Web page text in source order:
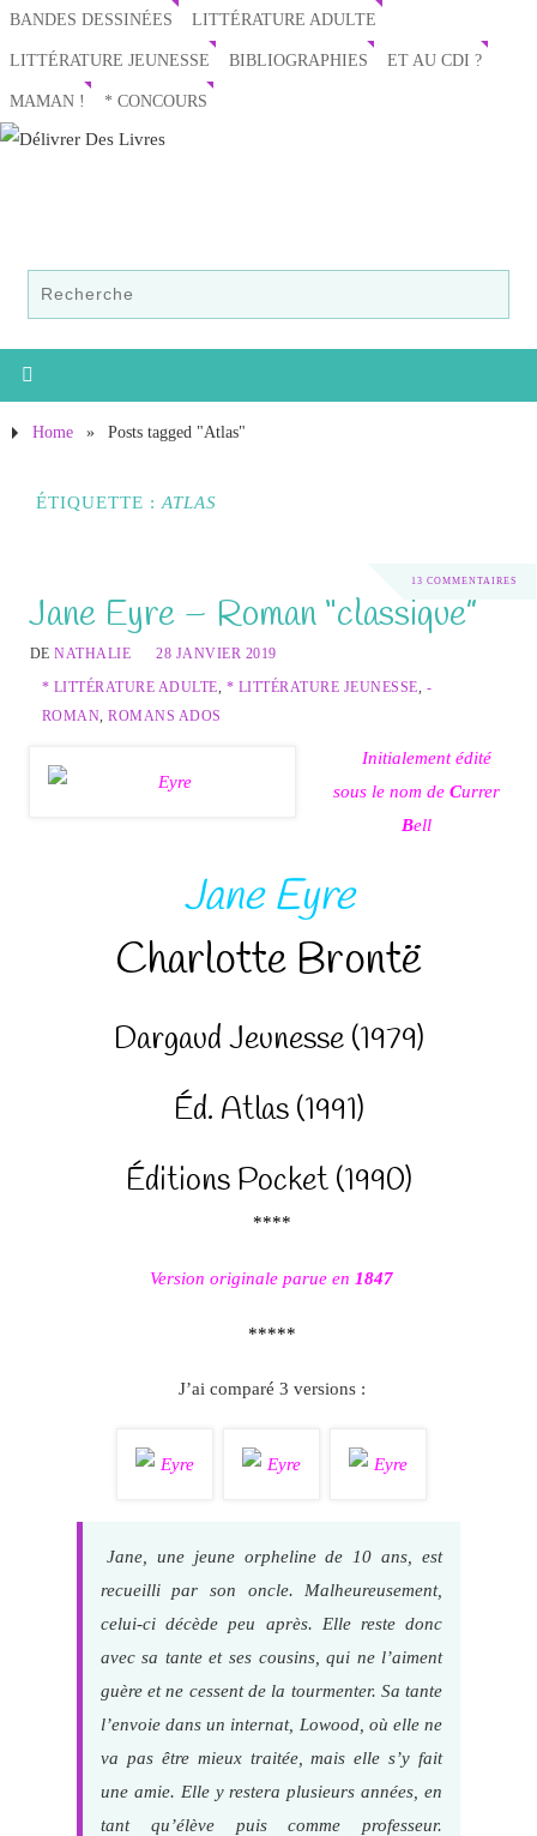
BANDES DESSINÉES LITTÉRATURE ADULTE
LITTÉRATURE JEUNESSE BIBLIOGRAPHIES ET AU CDI ?
MAMAN ! * CONCOURS
Home » Posts tagged "Atlas"
ÉTIQUETTE : ATLAS
13 COMMENTAIRES
Jane Eyre – Roman “classique”
DENATHALIE
28 JANVIER 2019
* LITTÉRATURE ADULTE, * LITTÉRATURE JEUNESSE, -
ROMAN,ROMANS ADOS
Initialement édité
sous le nom de Currer
Bell
Jane Eyre
Charlotte Brontë
Dargaud Jeunesse (1979)
Éd. Atlas (1991)
Éditions Pocket (1990)
****
Version originale parue en 1847
*****
J’ai comparé 3 versions :
Jane, une jeune orpheline de 10 ans, est
recueilli par son oncle. Malheureusement,
celui-ci décède peu après. Elle reste donc
avec sa tante et ses cousins, qui ne l’aiment
guère et ne cessent de la tourmenter. Sa tante
l’envoie dans un internat, Lowood, où elle ne
va pas être mieux traitée, mais elle s’y fait
une amie. Elle y restera plusieurs années, en
tant qu’élève puis comme professeur.